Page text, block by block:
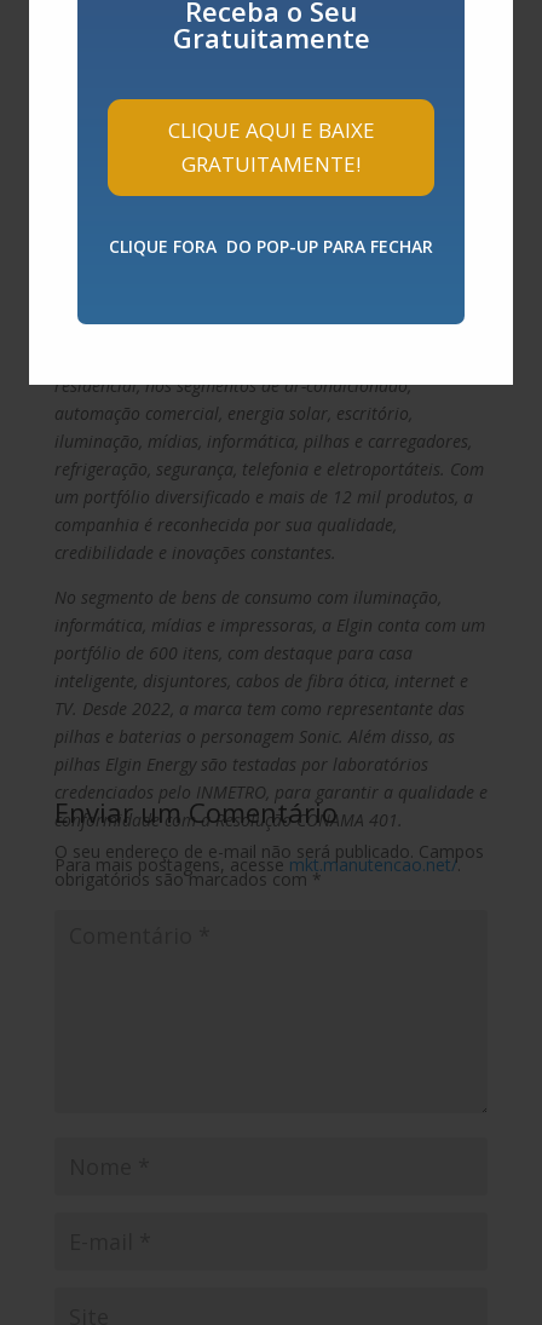
Receba o Seu
Gratuitamente
CLIQUE AQUI E BAIXE
GRATUITAMENTE!
CLIQUE FORA DO POP-UP PARA FECHAR
eletrônicos e pessoas. Essas características fazem da
menor impacto ambiental e custos operacionais.
fabricante e distribuidora de equipamentos
residencial, nos segmentos de ar-condicionado,
automação comercial, energia solar, escritório,
iluminação, mídias, informática, pilhas e carregadores,
refrigeração, segurança, telefonia e eletroportáteis. Com
um portfólio diversificado e mais de 12 mil produtos, a
companhia é reconhecida por sua qualidade,
credibilidade e inovações constantes.
No segmento de bens de consumo com iluminação,
informática, mídias e impressoras, a Elgin conta com um
portfólio de 600 itens, com destaque para casa
inteligente, disjuntores, cabos de fibra ótica, internet e
TV. Desde 2022, a marca tem como representante das
pilhas e baterias o personagem Sonic. Além disso, as
pilhas Elgin Energy são testadas por laboratórios
credenciados pelo INMETRO, para garantir a qualidade e
conformidade com a Resolução CONAMA 401.
Para mais postagens, acessemkt.manutencao.net/.
Enviar um Comentário
O seu endereço de e-mail não será publicado. Campos
obrigatórios são marcados com *